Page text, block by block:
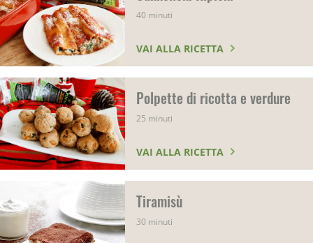
40 minuti
VAI ALLA RICETTA
Polpette di ricotta e verdure
25 minuti
VAI ALLA RICETTA
Tiramisù
30 minuti